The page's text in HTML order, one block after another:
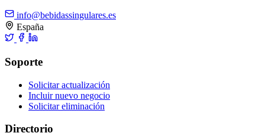
info@bebidassingulares.es
España
Soporte
Solicitar actualización
Incluir nuevo negocio
Solicitar eliminación
Directorio